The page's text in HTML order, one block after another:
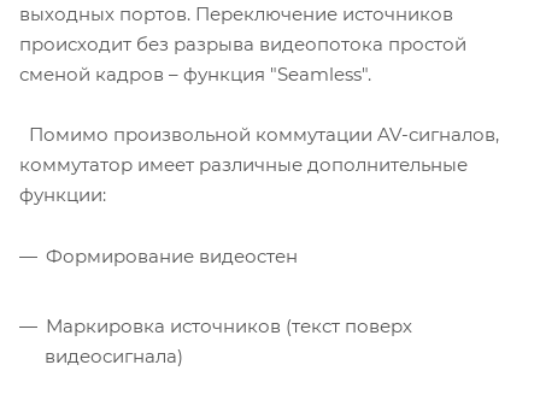
выходных портов. Переключение источников
происходит без разрыва видеопотока простой
сменой кадров – функция "Seamless".
Помимо произвольной коммутации AV-сигналов,
коммутатор имеет различные дополнительные
функции:
Формирование видеоcтен
Маркировка источников (текст поверх
видеосигнала)